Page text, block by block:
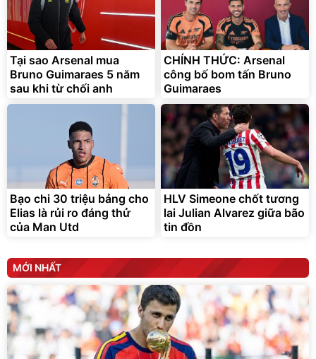
Bạt phủ xe ô tô cao cấp,
tráng nhôm 03 lớp
392.000đ
325.000đ
Đã bán nhiều
Xe đạp điện trợ lực G-
Force C14 gấp gọn bỏ cốp
tiện lợi
9.900.000đ
7.092.000đ
Đang xem nhiều
G-FORCE VIETNA
Tại sao Arsenal mua
Bruno Guimaraes 5 năm
sau khi từ chối anh
CHÍNH THỨC: Arsenal
công bố bom tấn Bruno
Guimaraes
Bạo chi 30 triệu bảng cho
Elias là rủi ro đáng thử
của Man Utd
HLV Simeone chốt tương
lai Julian Alvarez giữa bão
tin đồn
MỚI NHẤT